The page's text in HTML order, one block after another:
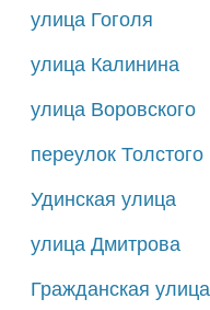
улица Гоголя
улица Калинина
улица Воровского
переулок Толстого
Удинская улица
улица Дмитрова
Гражданская улица